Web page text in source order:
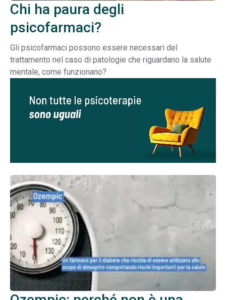
Chi ha paura degli
psicofarmaci?
Gli psicofarmaci possono essere necessari del
trattamento nel caso di patologie che riguardano la salute
mentale, come funzionano?